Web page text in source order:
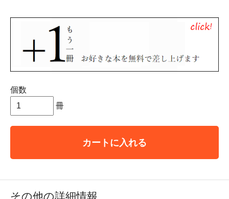
個数
冊
カートに入れる
その他の詳細情報